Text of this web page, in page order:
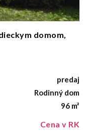
domom,
predaj
Rodinný dom
96 m²
Cena v RK